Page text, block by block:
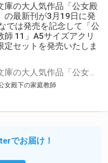
庫の大人気作品「公女殿
の最新刊が3月19日に発
では発売を記念して「公
師 11」A5サイズアクリ
定セットを発売いたしま
女殿下の家庭教師
でお届け！